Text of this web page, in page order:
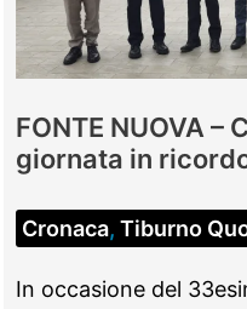
FONTE NUOVA –
giornata in
Cronaca, Tiburno
In occasione del